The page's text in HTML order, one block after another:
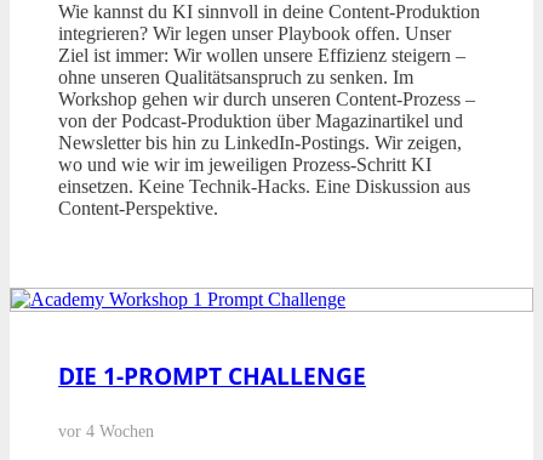
Wie kannst du KI sinnvoll in deine Content-Produktion
integrieren? Wir legen unser Playbook offen. Unser
Ziel ist immer: Wir wollen unsere Effizienz steigern –
ohne unseren Qualitätsanspruch zu senken. Im
Workshop gehen wir durch unseren Content-Prozess –
von der Podcast-Produktion über Magazinartikel und
Newsletter bis hin zu LinkedIn-Postings. Wir zeigen,
wo und wie wir im jeweiligen Prozess-Schritt KI
einsetzen. Keine Technik-Hacks. Eine Diskussion aus
Content-Perspektive.
DIE 1-PROMPT CHALLENGE
vor 4 Wochen